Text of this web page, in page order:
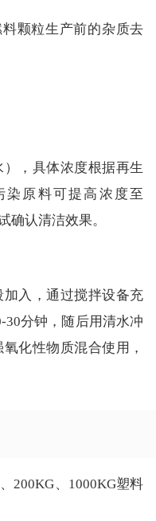
颗粒生产前的杂质去
，具体浓度根据再生
染原料可提高浓度至
确认清洁效果。
入，通过搅拌设备充
分钟，随后用清水冲
化性物质混合使用，
200KG、1000KG塑料